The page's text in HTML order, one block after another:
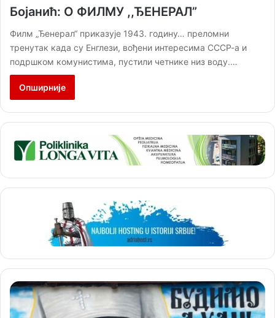
Бојанић: О ФИЛМУ ,,ЂЕНЕРАЛ”
Филм „Ђенерал“ приказује 1943. годину… преломни
тренутак када су Енглези, вођени интересима СССР-а и
подршком комунистима, пустили четнике низ воду.…
Опширније